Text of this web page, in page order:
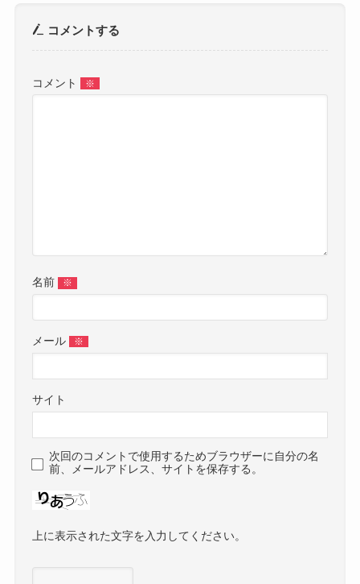
コメントする
コメント ※
名前 ※
メール ※
サイト
次回のコメントで使用するためブラウザーに自分の名
前、メールアドレス、サイトを保存する。
上に表示された文字を入力してください。